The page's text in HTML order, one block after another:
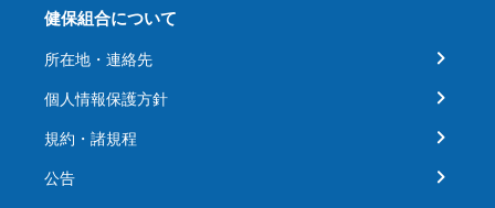
健保組合について
所在地・連絡先
個人情報保護方針
規約・諸規程
公告